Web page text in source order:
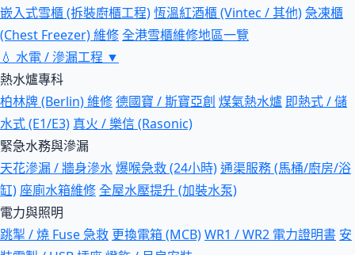
嵌入式雪櫃 (拆裝廚櫃工程)恆溫紅酒櫃 (Vintec / 其他)急凍櫃
(Chest Freezer) 維修全港雪櫃維修地區一覽
💧 水電 / 滲漏工程 ▼
熱水爐專科
柏林牌 (Berlin) 維修德國寶 / 斯寶亞創 煤氣熱水爐 即熱式 / 儲
水式 (E1/E3) 真火 / 樂信 (Rasonic)
緊急水務與滲漏
天花滲漏 / 牆身滲水爆喉急救 (24小時)通渠服務 (馬桶/廚房/浴
缸) 座廁水箱維修全屋水壓提升 (加裝水泵)
電力與照明
跳掣 / 燒 Fuse 急救 更換電箱 (MCB)WR1 / WR2 電力證明書 安